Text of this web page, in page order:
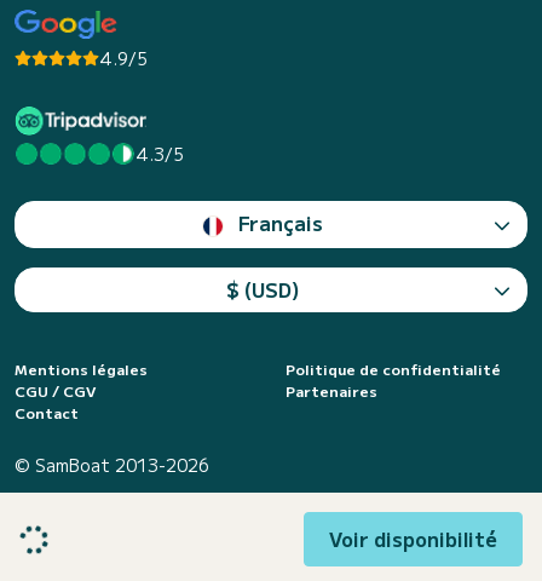
Voir disponibilité
4.9/5
4.3/5
Français
$ (USD)
Mentions légales
Politique de confidentialité
CGU / CGV
Partenaires
Contact
© SamBoat 2013-2026